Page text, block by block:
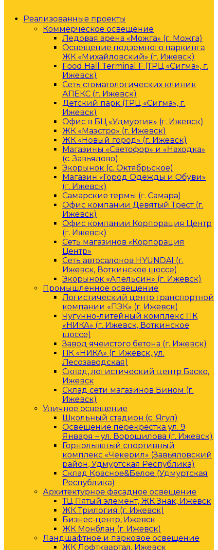
Реализованные проекты
Коммерческое освещение
Ледовая арена «Можга» (г. Можга)
Освещение подземного паркинга
ЖК «Михайловский» (г. Ижевск)
Food Hall Terminal F (ТРЦ «Сигма», г.
Ижевск)
Сеть стоматологических клиник
АПЕКС (г. Ижевск)
Детский парк (ТРЦ «Сигма», г.
Ижевск)
Офис в БЦ «Удмуртия» (г. Ижевск)
ЖК «Маэстро» (г. Ижевск)
ЖК «Новый город» (г. Ижевск)
Магазины «Светофор» и «Находка»
(с. Завьялово)
Экорынок (с. Октябрьское)
Магазин «Город Одежды и Обуви»
(г. Ижевск)
Самарские термы (г. Самара)
Офис компании Девятый Трест (г.
Ижевск)
Офис компании Корпорация Центр
(г. Ижевск)
Сеть магазинов «Корпорация
Центр»
Сеть автосалонов HYUNDAI (г.
Ижевск, Воткинское шоссе)
Экорынок «Апельсин» (г. Ижевск)
Промышленное освещение
Логистический центр транспортной
компании «ПЭК» (г. Ижевск)
Чугунно-литейный комплекс ПК
«НИКА» (г. Ижевск, Воткинское
шоссе)
Завод ячеистого бетона (г. Ижевск)
ПК «НИКА» (г. Ижевск, ул.
Лесозаводская)
Склад, логистический центр Баско,
Ижевск
Склад сети магазинов Бином (г.
Ижевск)
Уличное освещение
Школьный стадион (с. Ягул)
Освещение перекрестка ул. 9
Января – ул. Ворошилова (г. Ижевск)
Горнолыжный спортивный
комплекс «Чекерил» (Завьяловский
район, Удмуртская Республика)
Склад Красное&Белое (Удмуртская
Республика)
Архитектурное фасадное освещение
ТЦ Пятый элемент, ЖК Знак, Ижевск
ЖК Трилогия (г. Ижевск)
Бизнес-центр, Ижевск
ЖК Монблан (г. Ижевск)
Ландшафтное и парковое освещение
ЖК Лофтквартал, Ижевск